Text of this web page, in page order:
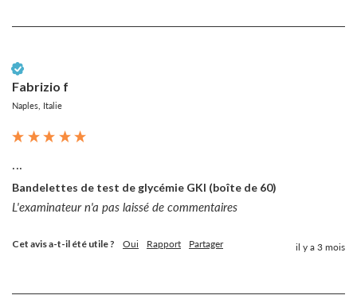
Fabrizio f
Naples, Italie
...
Bandelettes de test de glycémie GKI (boîte de 60)
L'examinateur n'a pas laissé de commentaires
Cet avis a-t-il été utile ? Oui Rapport Partager il y a 3 mois